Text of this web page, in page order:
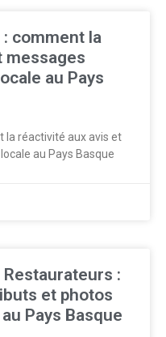
comment la
messages
au Pays
la réactivité aux avis et
au Pays Basque
:
et photos
Pays Basque